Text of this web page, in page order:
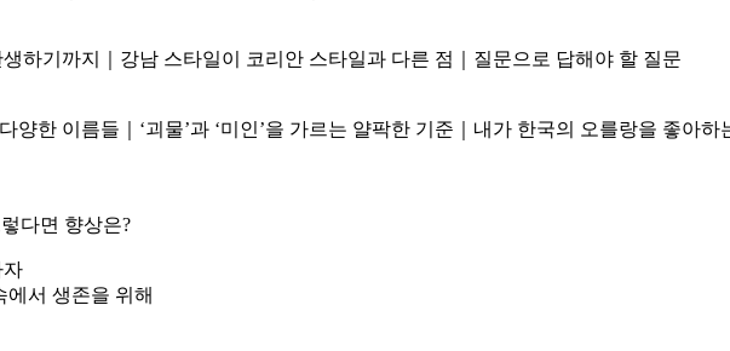
하기까지｜강남 스타일이 코리안 스타일과 다른 점｜질문으로 답해야 할 질문
양한 이름들｜‘괴물’과 ‘미인’을 가르는 얄팍한 기준｜내가 한국의 오를랑을 좋아하
다면 향상은?
자
서 생존을 위해